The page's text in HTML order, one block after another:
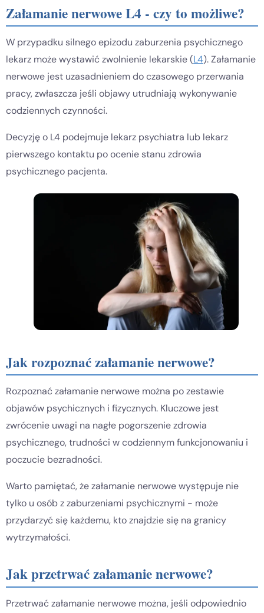
Załamanie nerwowe L4 - czy to możliwe?
W przypadku silnego epizodu zaburzenia psychicznego
lekarz może wystawić zwolnienie lekarskie (L4). Załamanie
nerwowe jest uzasadnieniem do czasowego przerwania
pracy, zwłaszcza jeśli objawy utrudniają wykonywanie
codziennych czynności.
Decyzję o L4 podejmuje lekarz psychiatra lub lekarz
pierwszego kontaktu po ocenie stanu zdrowia
psychicznego pacjenta.
Jak rozpoznać załamanie nerwowe?
Rozpoznać załamanie nerwowe można po zestawie
objawów psychicznych i fizycznych. Kluczowe jest
zwrócenie uwagi na nagłe pogorszenie zdrowia
psychicznego, trudności w codziennym funkcjonowaniu i
poczucie bezradności.
Warto pamiętać, że załamanie nerwowe występuje nie
tylko u osób z zaburzeniami psychicznymi - może
przydarzyć się każdemu, kto znajdzie się na granicy
wytrzymałości.
Jak przetrwać załamanie nerwowe?
Przetrwać załamanie nerwowe można, jeśli odpowiednio